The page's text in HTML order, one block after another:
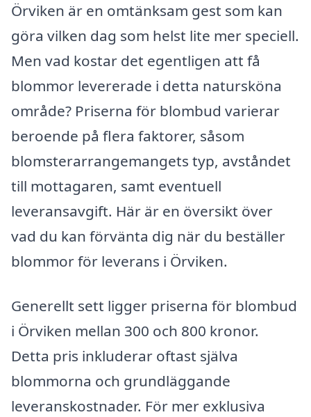
Örviken är en omtänksam gest som kan
göra vilken dag som helst lite mer speciell.
Men vad kostar det egentligen att få
blommor levererade i detta natursköna
område? Priserna för blombud varierar
beroende på flera faktorer, såsom
blomsterarrangemangets typ, avståndet
till mottagaren, samt eventuell
leveransavgift. Här är en översikt över
vad du kan förvänta dig när du beställer
blommor för leverans i Örviken.
Generellt sett ligger priserna för blombud
i Örviken mellan 300 och 800 kronor.
Detta pris inkluderar oftast själva
blommorna och grundläggande
leveranskostnader. För mer exklusiva